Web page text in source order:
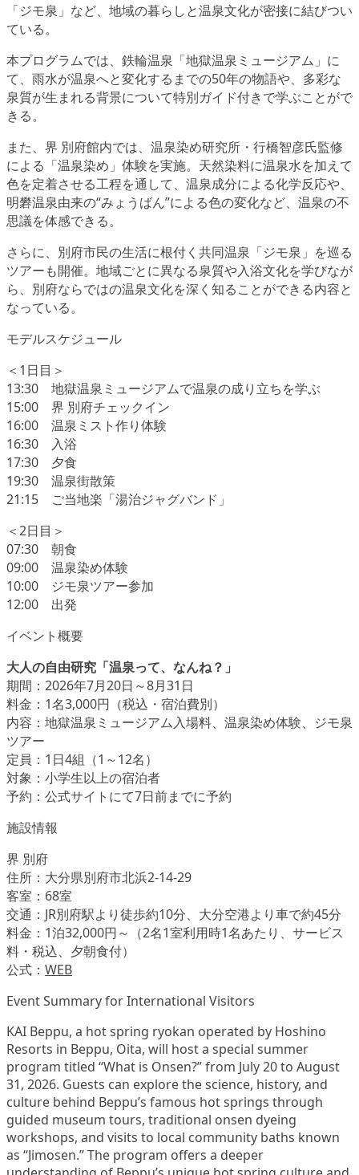
「ジモ泉」など、地域の暮らしと温泉文化が密接に結びつい
ている。
本プログラムでは、鉄輪温泉「地獄温泉ミュージアム」に
て、雨水が温泉へと変化するまでの50年の物語や、多彩な
泉質が生まれる背景について特別ガイド付きで学ぶことがで
きる。
また、界 別府館内では、温泉染め研究所・行橋智彦氏監修
による「温泉染め」体験を実施。天然染料に温泉水を加えて
色を定着させる工程を通して、温泉成分による化学反応や、
明礬温泉由来の“みょうばん”による色の変化など、温泉の不
思議を体感できる。
さらに、別府市民の生活に根付く共同温泉「ジモ泉」を巡る
ツアーも開催。地域ごとに異なる泉質や入浴文化を学びなが
ら、別府ならではの温泉文化を深く知ることができる内容と
なっている。
モデルスケジュール
＜1日目＞
13:30 地獄温泉ミュージアムで温泉の成り立ちを学ぶ
15:00 界 別府チェックイン
16:00 温泉ミスト作り体験
16:30 入浴
17:30 夕食
19:30 温泉街散策
21:15 ご当地楽「湯治ジャグバンド」
＜2日目＞
07:30 朝食
09:00 温泉染め体験
10:00 ジモ泉ツアー参加
12:00 出発
イベント概要
大人の自由研究「温泉って、なんね？」
期間：2026年7月20日～8月31日
料金：1名3,000円（税込・宿泊費別）
内容：地獄温泉ミュージアム入場料、温泉染め体験、ジモ泉
ツアー
定員：1日4組（1～12名）
対象：小学生以上の宿泊者
予約：公式サイトにて7日前までに予約
施設情報
界 別府
住所：大分県別府市北浜2-14-29
客室：68室
交通：JR別府駅より徒歩約10分、大分空港より車で約45分
料金：1泊32,000円～（2名1室利用時1名あたり、サービス
料・税込、夕朝食付）
公式： WEB
Event Summary for International Visitors
KAI Beppu, a hot spring ryokan operated by Hoshino
Resorts in Beppu, Oita, will host a special summer
program titled “What is Onsen?” from July 20 to August
31, 2026. Guests can explore the science, history, and
culture behind Beppu’s famous hot springs through
guided museum tours, traditional onsen dyeing
workshops, and visits to local community baths known
as “Jimosen.” The program offers a deeper